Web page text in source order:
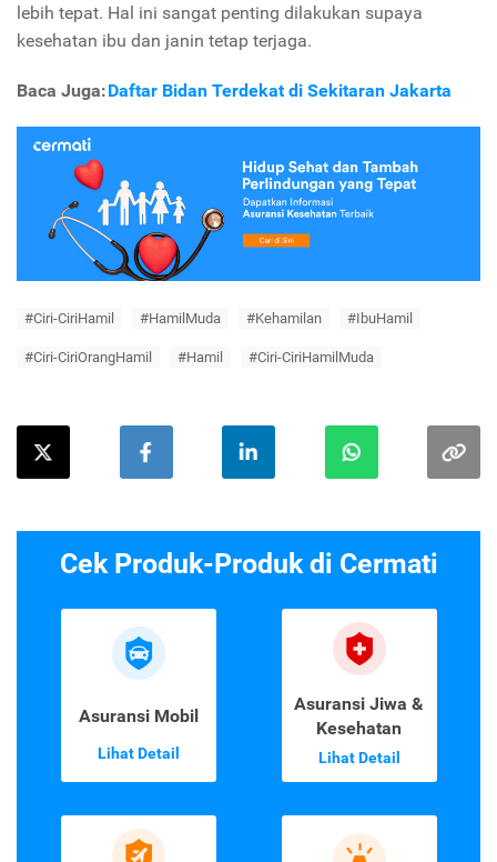
lebih tepat. Hal ini sangat penting dilakukan supaya
kesehatan ibu dan janin tetap terjaga.
Baca Juga:Daftar Bidan Terdekat di Sekitaran Jakarta
#Ciri-CiriHamil #HamilMuda #Kehamilan #IbuHamil
#Ciri-CiriOrangHamil #Hamil #Ciri-CiriHamilMuda
Cek Produk-Produk di Cermati
Asuransi Mobil
Lihat Detail
Asuransi Jiwa &
Kesehatan
Lihat Detail